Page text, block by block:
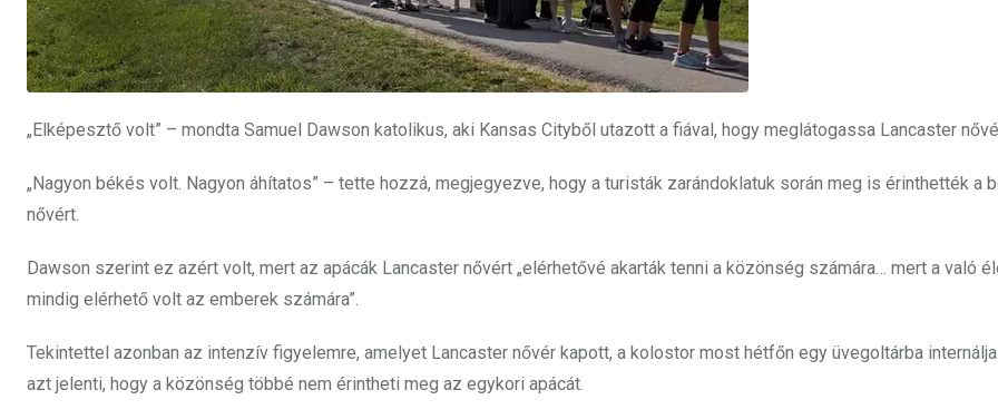
„Elképesztő volt” – mondta Samuel Dawson katolikus, aki Kansas Cityből utazott a fiával, hogy meglátogassa Lancaster
„Nagyon békés volt. Nagyon áhítatos” – tette hozzá, megjegyezve, hogy a turisták zarándoklatuk során meg is érinthették a
nővért.
Dawson szerint ez azért volt, mert az apácák Lancaster nővért „elérhetővé akarták tenni a közönség számára… mert a való
mindig elérhető volt az emberek számára”.
Tekintettel azonban az intenzív figyelemre, amelyet Lancaster nővér kapott, a kolostor most hétfőn egy üvegoltárba
azt jelenti, hogy a közönség többé nem érintheti meg az egykori apácát.